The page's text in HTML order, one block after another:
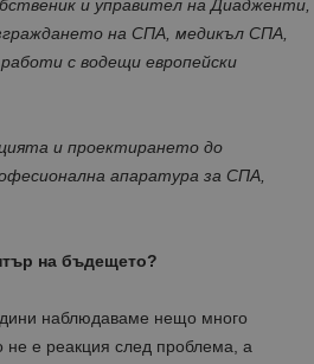
и управител на Диадженти,
на СПА, медикъл СПА,
с водещи европейски
и проектирането до
апаратура за СПА,
на бъдещето?
наблюдаваме нещо много
не е реакция след проблема, а